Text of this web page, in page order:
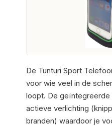
De Tunturi Sport
voor wie veel in de
loopt. De
actieve verlichting
branden) waardoor je